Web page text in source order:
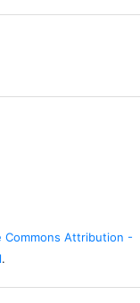
Commons Attribution -
.